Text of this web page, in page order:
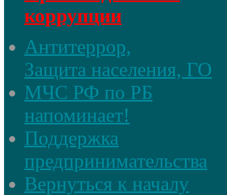
коррупции
Антитеррор,
Защита населения, ГО
МЧС РФ по РБ
напоминает!
Поддержка
предпринимательства
Вернуться к началу